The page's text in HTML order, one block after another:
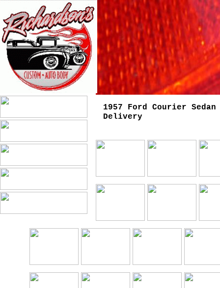
1957 Ford Courier Sedan
Delivery